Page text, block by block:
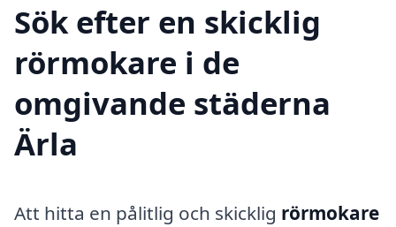
Sök efter en skicklig
rörmokare i de
omgivande städerna
Ärla
Att hitta en pålitlig och skicklig rörmokare